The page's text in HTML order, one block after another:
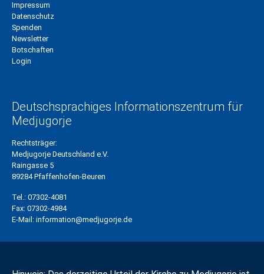
Impressum
Datenschutz
Spenden
Newsletter
Botschaften
Login
Deutschsprachiges Informationszentrum für
Medjugorje
Rechtsträger:
Medjugorje Deutschland e.V.
Raingasse 5
89284 Pfaffenhofen-Beuren
Tel.: 07302-4081
Fax: 07302-4984
E-Mail: information@medjugorje.de